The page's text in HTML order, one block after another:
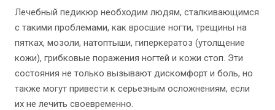
Лечебный педикюр необходим людям, сталкивающимся
с такими проблемами, как вросшие ногти, трещины на
пятках, мозоли, натоптыши, гиперкератоз (утолщение
кожи), грибковые поражения ногтей и кожи стоп. Эти
состояния не только вызывают дискомфорт и боль, но
также могут привести к серьезным осложнениям, если
их не лечить своевременно.